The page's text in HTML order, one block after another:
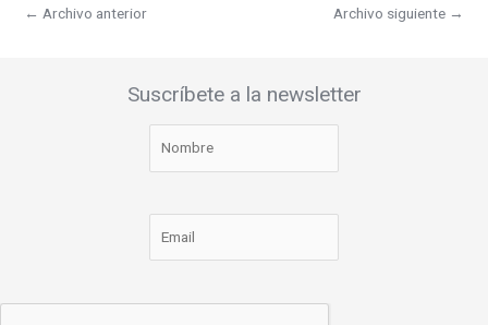
← Archivo anterior Archivo siguiente →
Suscríbete a la newsletter